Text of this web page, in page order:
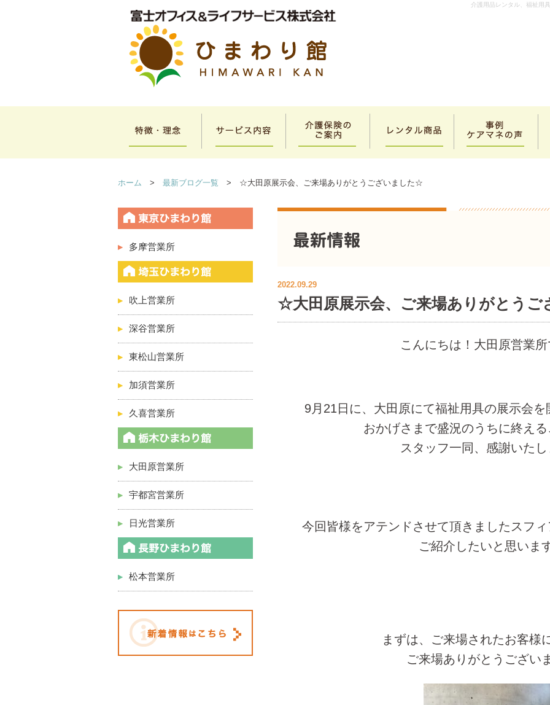
介護用品レンタル、福祉用
ホーム > 最新ブログ一覧 > ☆大田原展示会、ご来場ありがとうございました☆
多摩営業所
吹上営業所
深谷営業所
東松山営業所
加須営業所
久喜営業所
大田原営業所
宇都宮営業所
日光営業所
松本営業所
2022.09.29
☆大田原展示会、ご来場ありがとう
こんにちは！大田原営業
9月21日に、大田原にて福祉用具の展示会
おかげさまで盛況のうちに終え
スタッフ一同、感謝いた
今回皆様をアテンドさせて頂きましたスフ
ご紹介したいと思いま
まずは、ご来場されたお客様
ご来場ありがとうござい